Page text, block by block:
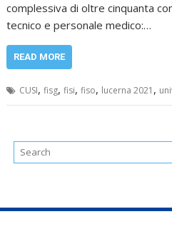
complessiva di oltre cinquanta
tecnico e personale medico:…
READ MORE
CUSI,fisg,fisi,fiso, lucerna 2021 ,